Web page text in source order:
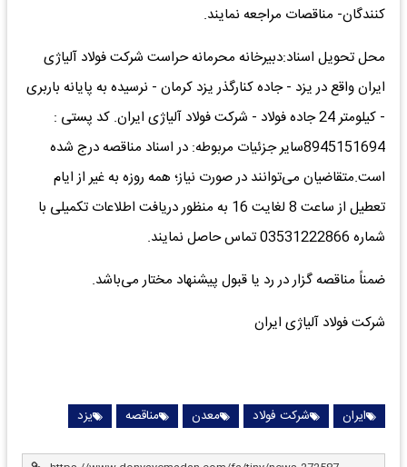
کنندگان- مناقصات مراجعه نمایند.
محل تحویل اسناد:دبیرخانه محرمانه حراست شرکت فولاد آلیاژی
ایران واقع در یزد - جاده کنارگذر یزد کرمان - نرسیده به پایانه باربری
- کیلومتر 24 جاده فولاد - شرکت فولاد آلیاژی ایران. کد پستی :
8945151694سایر جزئیات مربوطه: در اسناد مناقصه درج شده
است.متقاضیان می‌توانند در صورت نیاز؛ همه روزه به غیر از ایام
تعطیل از ساعت 8 لغایت 16 به منظور دریافت اطلاعات تکمیلی با
شماره 03531222866 تماس حاصل نمایند.
ضمناً مناقصه گزار در رد یا قبول پیشنهاد مختار می‌باشد.
شرکت فولاد آلیاژی ایران
ایران شرکت فولاد معدن مناقصه یزد